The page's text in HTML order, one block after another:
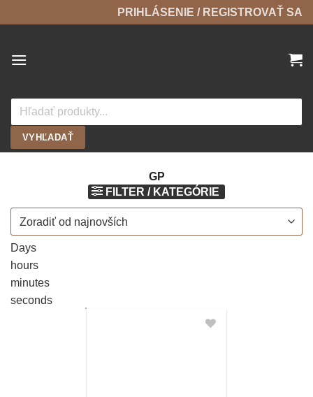
to
PRIHLÁSENIE / REGISTROVAŤ SA
search
VYHĽADAŤ
GP
FILTER / KATEGÓRIE
Days
hours
minutes
seconds